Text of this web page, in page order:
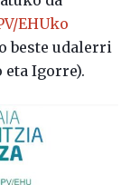
EHUko
beste udalerri
eta Igorre).